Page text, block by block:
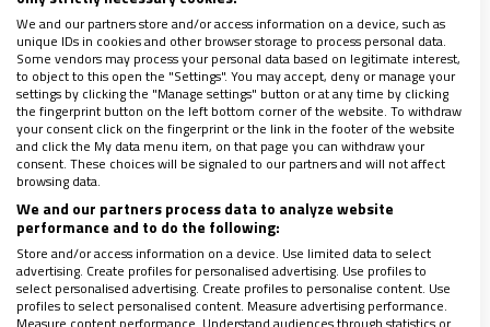
La galería Espacio Valverde expone en Madrid ‘Vida y
milagros’, relectura de Vítor Mejuto sobre algunos
referentes cristianos, de san Lucas a santa Águeda de
Catania
Reportaje completo solo para suscriptores
We and our partners store and/or access information on a device, such as
unique IDs in cookies and other browser storage to process personal data.
Some vendors may process your personal data based on legitimate interest,
to object to this open the "Settings". You may accept, deny or manage your
settings by clicking the "Manage settings" button or at any time by clicking
the fingerprint button on the left bottom corner of the website. To withdraw
your consent click on the fingerprint or the link in the footer of the website
and click the My data menu item, on that page you can withdraw your
consent. These choices will be signaled to our partners and will not affect
browsing data.
We and our partners process data to analyze website
performance and to do the following:
Store and/or access information on a device. Use limited data to select
advertising. Create profiles for personalised advertising. Use profiles to
select personalised advertising. Create profiles to personalise content. Use
profiles to select personalised content. Measure advertising performance.
Measure content performance. Understand audiences through statistics or